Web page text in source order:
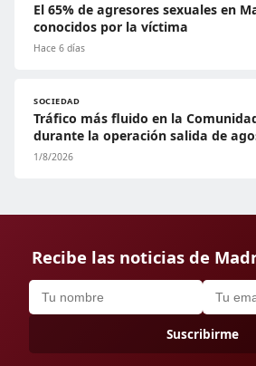
El 65% de agresores sexuales en
conocidos por la víctima
Hace 6 días
SOCIEDAD
Tráfico más fluido en la
durante la operación salida de
1/8/2026
Recibe las noticias de
Suscribirme